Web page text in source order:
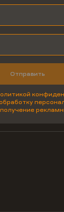
Отправить
обработку
получение